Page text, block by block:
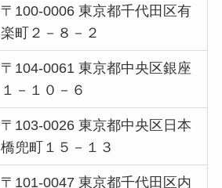
〒100-0006 東京都千代田区有
楽町２－８－２
〒104-0061 東京都中央区銀座
１－１０－６
〒103-0026 東京都中央区日本
橋兜町１５－１３
〒101-0047 東京都千代田区内